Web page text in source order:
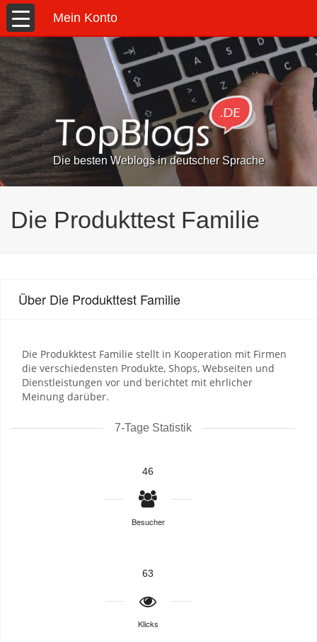
Mein Konto
Die besten Weblogs in deutscher Sprache
Die Produkttest Familie
Über Die Produkttest Familie
Die Produkktest Familie stellt in Kooperation mit Firmen
die verschiedensten Produkte, Shops, Webseiten und
Dienstleistungen vor und berichtet mit ehrlicher
Meinung darüber.
7-Tage Statistik
46
Besucher
63
Klicks